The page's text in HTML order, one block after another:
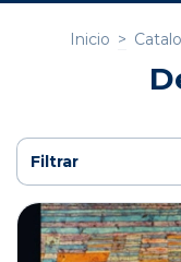
Inicio >
Filtrar